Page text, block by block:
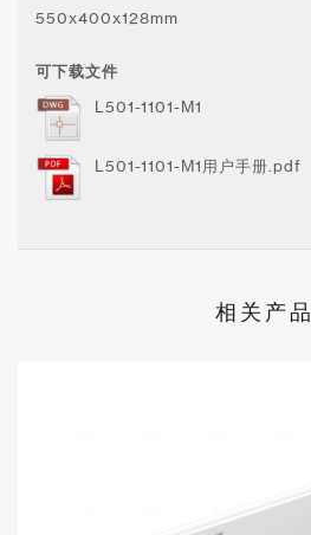
550x400x128mm
可下载文件
L501-1101-M1
L501-1101-M1用户手册.pdf
相关产品